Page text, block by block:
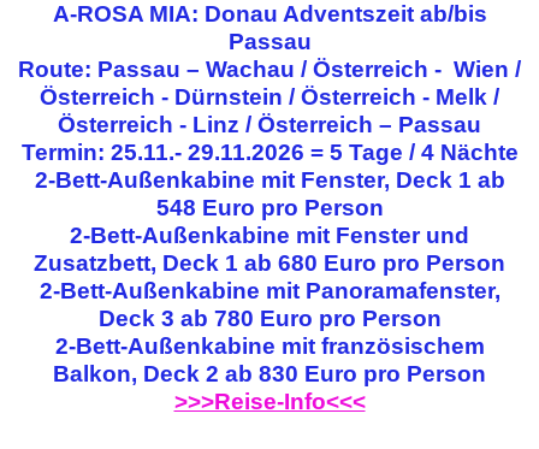
A-ROSA MIA: Donau Adventszeit ab/bis
Passau
Route: Passau – Wachau / Österreich - Wien /
Österreich - Dürnstein / Österreich - Melk /
Österreich - Linz / Österreich – Passau
Termin: 25.11.- 29.11.2026 = 5 Tage / 4 Nächte
2-Bett-Außenkabine mit Fenster, Deck 1 ab
548 Euro pro Person
2-Bett-Außenkabine mit Fenster und
Zusatzbett, Deck 1 ab 680 Euro pro Person
2-Bett-Außenkabine mit Panoramafenster,
Deck 3 ab 780 Euro pro Person
2-Bett-Außenkabine mit französischem
Balkon, Deck 2 ab 830 Euro pro Person
>>>Reise-Info<<<